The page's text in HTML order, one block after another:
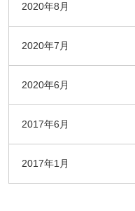
2020年8月
2020年7月
2020年6月
2017年6月
2017年1月